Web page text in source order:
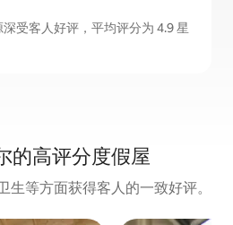
受客人好评，平均评分为 4.9 星
的高评分度假屋
等方面获得客人的一致好评。